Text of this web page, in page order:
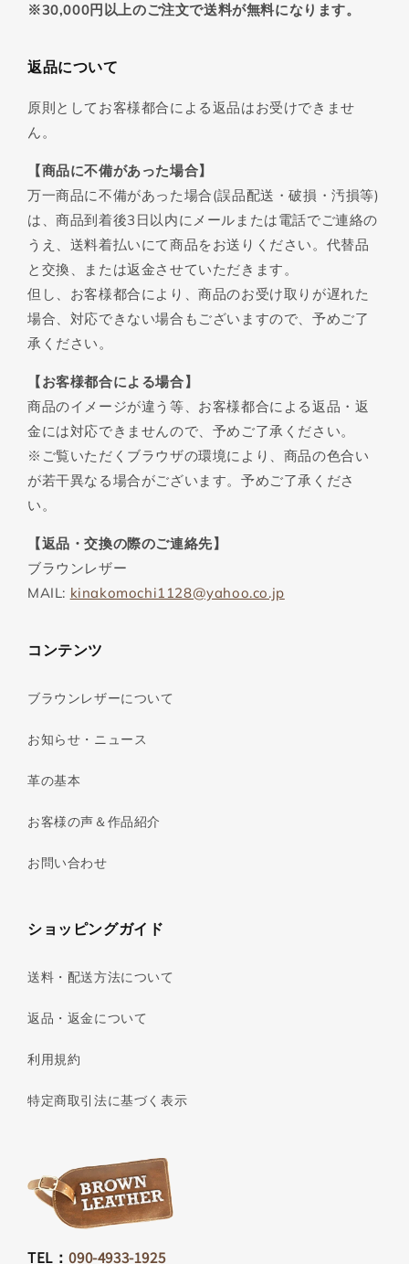
※30,000円以上のご注文で送料が無料になります。
返品について
原則としてお客様都合による返品はお受けできませ
ん。
【商品に不備があった場合】
万一商品に不備があった場合(誤品配送・破損・汚損等)
は、商品到着後3日以内にメールまたは電話でご連絡の
うえ、送料着払いにて商品をお送りください。代替品
と交換、または返金させていただきます。
但し、お客様都合により、商品のお受け取りが遅れた
場合、対応できない場合もございますので、予めご了
承ください。
【お客様都合による場合】
商品のイメージが違う等、お客様都合による返品・返
金には対応できませんので、予めご了承ください。
※ご覧いただくブラウザの環境により、商品の色合い
が若干異なる場合がございます。予めご了承くださ
い。
【返品・交換の際のご連絡先】
ブラウンレザー
MAIL: kinakomochi1128@yahoo.co.jp
コンテンツ
ブラウンレザーについて
お知らせ・ニュース
革の基本
お客様の声＆作品紹介
お問い合わせ
ショッピングガイド
送料・配送方法について
返品・返金について
利用規約
特定商取引法に基づく表示
TEL：090-4933-1925